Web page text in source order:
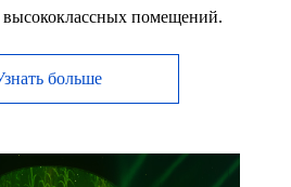
высококлассных помещений.
больше